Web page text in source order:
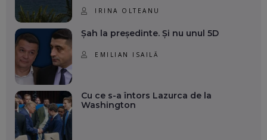
IRINA OLTEANU
Șah la președinte. Și nu unul 5D
EMILIAN ISAILĂ
Cu ce s-a întors Lazurca de la
Washington